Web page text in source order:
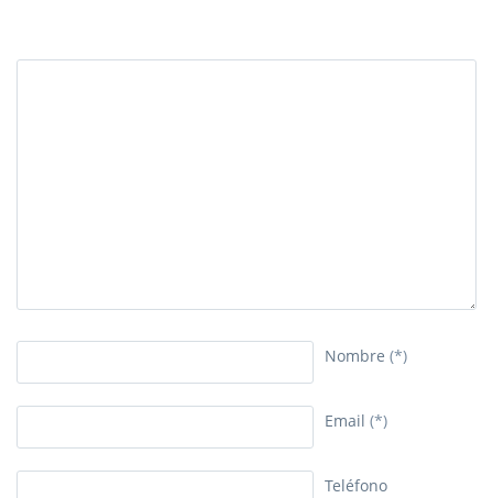
Nombre (*)
Email (*)
Teléfono